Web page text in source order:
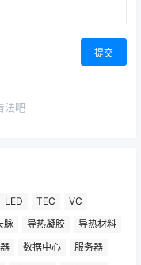
提交
法吧
LED TEC
VC
脉 导热凝胶
导热材料
数据中心
服务器